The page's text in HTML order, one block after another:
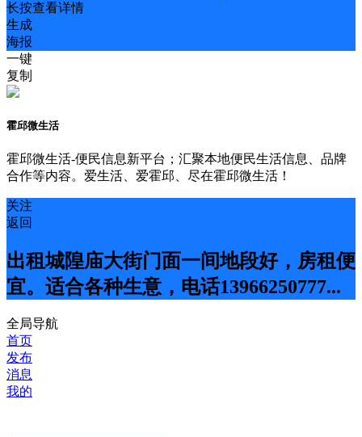
长按查看详情
生成
海报
一键
复制
霍邱微生活
霍邱微生活-便民信息新平台；汇聚本地便民生活信息、品牌
合作等内容。爱生活、爱霍邱、尽在霍邱微生活！
关注
返回
出租城隍庙大街门面一间地段好，房租便
宜。适合各种生意，电话13966250777...
全局导航
首页
发布
消息
我的